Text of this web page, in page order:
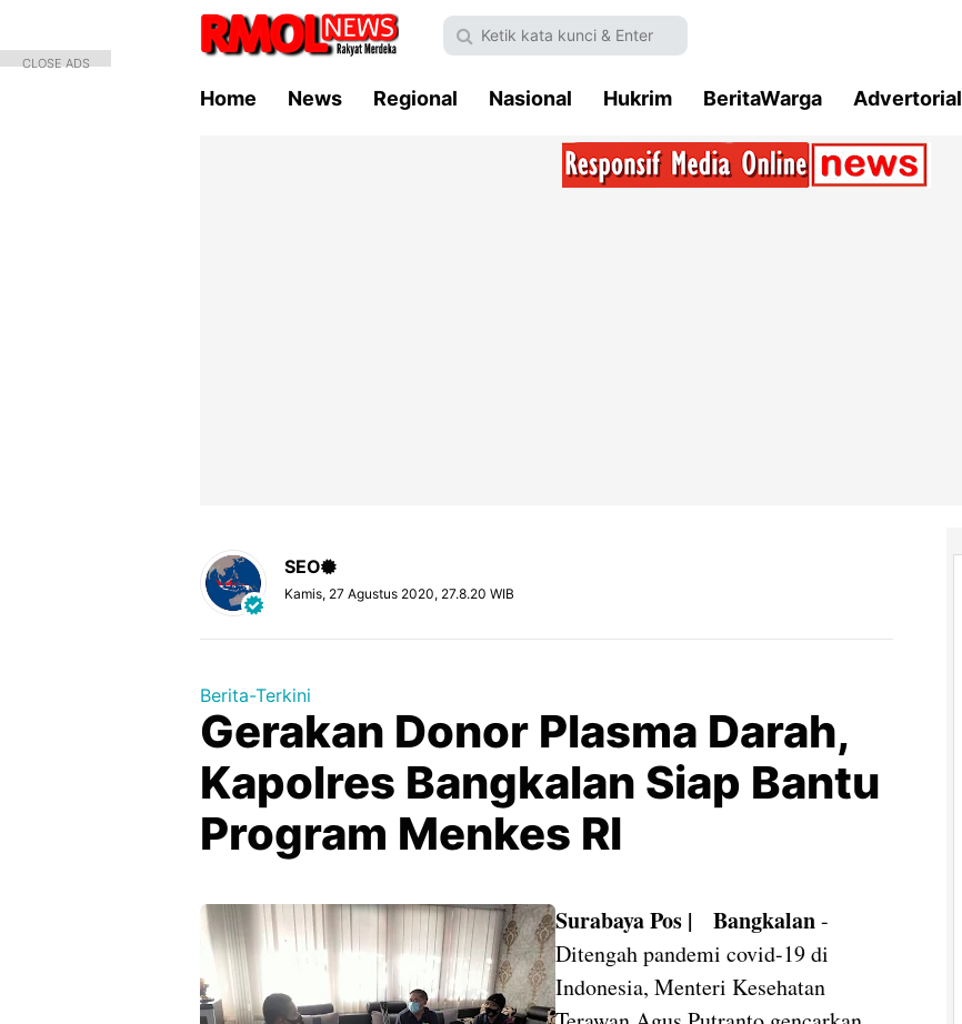
Home News Regional Nasional Hukrim BeritaWarga Advertorial
SEO
Kamis, 27 Agustus 2020, 27.8.20 WIB
Berita-Terkini
Gerakan Donor Plasma Darah,
Kapolres Bangkalan Siap Bantu
Program Menkes RI
Surabaya Pos | Bangkalan-
Ditengah pandemi covid-19 di
Indonesia, Menteri Kesehatan
CLOSE ADS